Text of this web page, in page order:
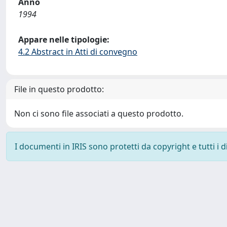
1994
Appare nelle tipologie:
4.2 Abstract in Atti di convegno
File in questo prodotto:
Non ci sono file associati a questo prodotto.
I documenti in IRIS sono protetti da copyright e tutti i